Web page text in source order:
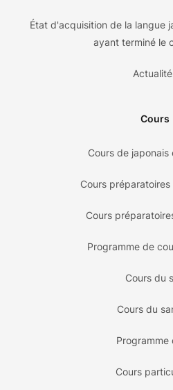
État d'acquisition de la langue
ayant terminé le
Cours
Cours de japonais
Cours
Cours
Programme de
Cours du
Cours du
Programme
Cours